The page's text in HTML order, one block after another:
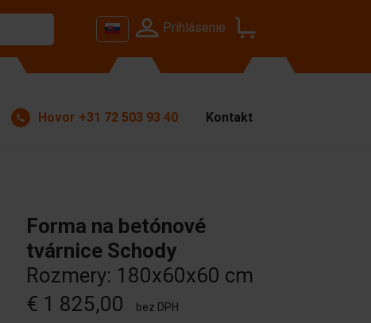
Prihlásenie
Hovor +31 72 503 93 40 Kontakt
Forma na betónové
tvárnice Schody
Rozmery: 180x60x60 cm
€ 1 825,00
bez DPH